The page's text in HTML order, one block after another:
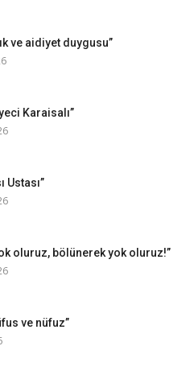
ve aidiyet duygusu”
Karaisalı”
Ustası”
oluruz, bölünerek yok oluruz!”
ve nüfuz”